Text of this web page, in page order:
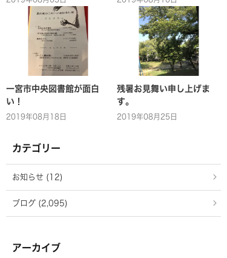
一宮市中央図書館が面白
い！
2019年08月18日
残暑お見舞い申し上げま
す。
2019年08月25日
カテゴリー
お知らせ (12)
ブログ (2,095)
アーカイブ